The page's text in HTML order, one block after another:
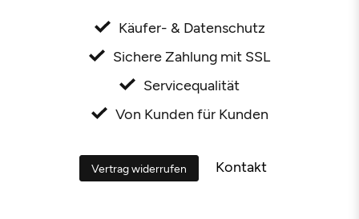
Käufer- & Datenschutz
Sichere Zahlung mit SSL
Servicequalität
Von Kunden für Kunden
Vertrag widerrufen Kontakt